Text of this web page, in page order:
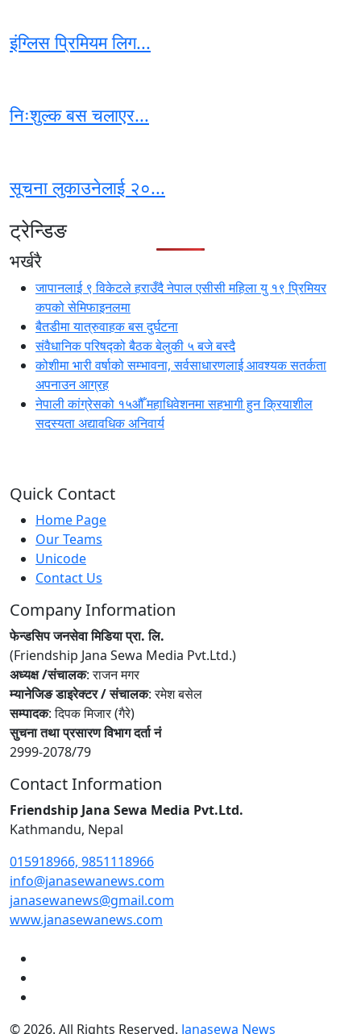
इंग्लिस प्रिमियम लिग...
निःशुल्क बस चलाएर...
सूचना लुकाउनेलाई २०...
ट्रेन्डिङ
भर्खरै
जापानलाई ९ विकेटले हराउँदै नेपाल एसीसी महिला यु १९ प्रिमियर
कपको सेमिफाइनलमा
बैतडीमा यात्रुवाहक बस दुर्घटना
संवैधानिक परिषद्को बैठक बेलुकी ५ बजे बस्दै
कोशीमा भारी वर्षाको सम्भावना, सर्वसाधारणलाई आवश्यक सतर्कता
अपनाउन आग्रह
नेपाली कांग्रेसको १५औँ महाधिवेशनमा सहभागी हुन क्रियाशील
सदस्यता अद्यावधिक अनिवार्य
Quick Contact
Home Page
Our Teams
Unicode
Contact Us
Company Information
फेन्डसिप जनसेवा मिडिया प्रा. लि.
(Friendship Jana Sewa Media Pvt.Ltd.)
अध्यक्ष /संचालक: राजन मगर
म्यानेजिङ डाइरेक्टर / संचालक: रमेश बसेल
सम्पादक: दिपक मिजार (गैरे)
सुचना तथा प्रसारण विभाग दर्ता नं
2999-2078/79
Contact Information
Friendship Jana Sewa Media Pvt.Ltd.
Kathmandu, Nepal
015918966, 9851118966
info@janasewanews.com
janasewanews@gmail.com
www.janasewanews.com
© 2026. All Rights Reserved. Janasewa News